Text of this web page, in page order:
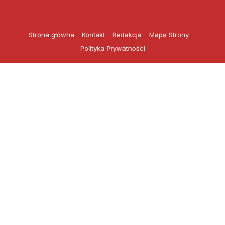
Strona główna Kontakt Redakcja
Mapa Strony
Polityka Prywatności